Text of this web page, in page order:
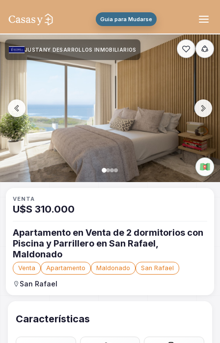
Guia para Mudarse
JUSTANY DESARROLLOS INMOBILIARIOS
VENTA
U$S 310.000
Apartamento en Venta de 2 dormitorios con
Piscina y Parrillero en San Rafael,
Maldonado
Venta Apartamento Maldonado San Rafael
San Rafael
Características